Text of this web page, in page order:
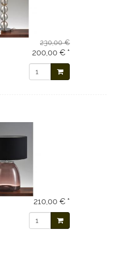
230,00 €
200,00 € *
210,00 € *